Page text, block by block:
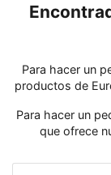
Para hacer un
productos de
Para hacer un
que ofrece